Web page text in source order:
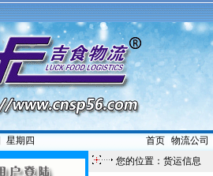
星期四 首页| 物流公司
您的位置： 货运信息